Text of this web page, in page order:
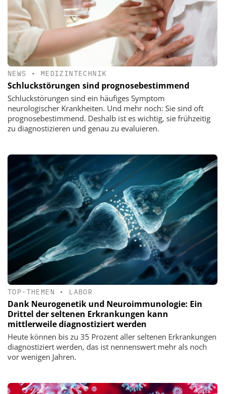
NEWS • MEDIZINTECHNIK
Schluckstörungen sind prognosebestimmend
Schluckstörungen sind ein häufiges Symptom
neurologischer Krankheiten. Und mehr noch: Sie sind oft
prognosebestimmend. Deshalb ist es wichtig, sie frühzeitig
zu diagnostizieren und genau zu evaluieren.
TOP-THEMEN • LABOR
Dank Neurogenetik und Neuroimmunologie: Ein
Drittel der seltenen Erkrankungen kann
mittlerweile diagnostiziert werden
Heute können bis zu 35 Prozent aller seltenen Erkrankungen
diagnostiziert werden, das ist nennenswert mehr als noch
vor wenigen Jahren.